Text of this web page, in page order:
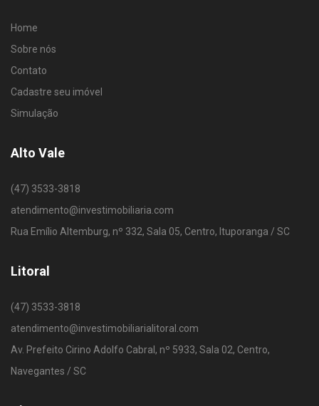
Home
Sobre nós
Contato
Cadastre seu imóvel
Simulação
Alto Vale
(47) 3533-3818
atendimento@investimobiliaria.com
Rua Emílio Altemburg, nº 332, Sala 05, Centro, Ituporanga / SC
Litoral
(47) 3533-3818
atendimento@investimobiliarialitoral.com
Av. Prefeito Cirino Adolfo Cabral, nº 5933, Sala 02, Centro,
Navegantes / SC